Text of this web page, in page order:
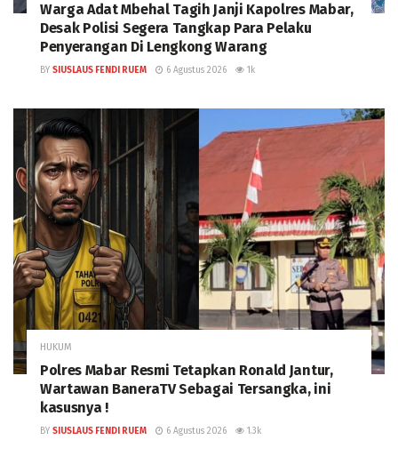
Warga Adat Mbehal Tagih Janji Kapolres Mabar,
Desak Polisi Segera Tangkap Para Pelaku
Penyerangan Di Lengkong Warang
BY SIUSLAUS FENDI RUEM 6 Agustus 2026 1k
HUKUM
Polres Mabar Resmi Tetapkan Ronald Jantur,
Wartawan BaneraTV Sebagai Tersangka, ini
kasusnya !
BY SIUSLAUS FENDI RUEM 6 Agustus 2026 1.3k